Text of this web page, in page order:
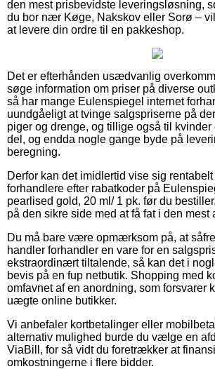
den mest prisbevidste leveringsløsning,
du bor nær Køge, Nakskov eller Sorø –
at levere din ordre til en pakkeshop.
Det er efterhånden usædvanlig
søge information om priser på diverse
så har mange Eulenspiegel internet
uundgåeligt at tvinge salgspriserne på
piger og drenge, og tillige også til
del, og endda nogle gange byde på
beregning.
Derfor kan det imidlertid vise sig
forhandlere efter rabatkoder på
pearlised gold, 20 ml/ 1 pk. før du
på den sikre side med at få fat i den mest
Du må bare være opmærksom på, at
handler forhandler en vare for en
ekstraordinært tiltalende, så kan det i
bevis på en fup netbutik. Shopping med
omfavnet af en anordning, som forsvarer
uægte online butikker.
Vi anbefaler kortbetalinger eller
alternativ mulighed burde du vælge en
ViaBill, for så vidt du foretrækker at
omkostningerne i flere bidder.